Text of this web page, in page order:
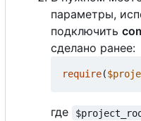
параметры,
подключить
сделано ранее:
require(
где